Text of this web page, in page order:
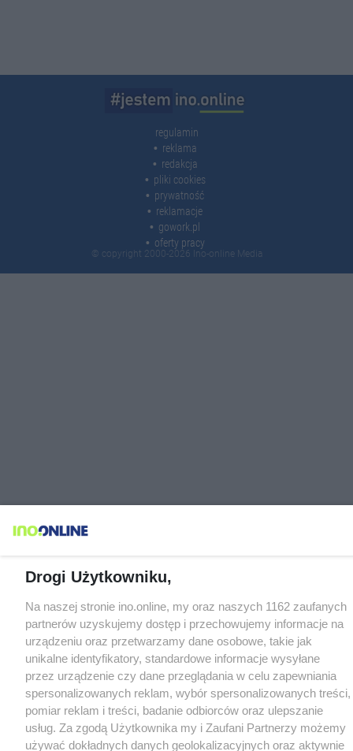
regulamin
reklama
redakcja
pliki cookies
prywatność
reklamacje
gowork.pl
oferty pracy
© copyright 2000-2026 Ino-online Media
Drogi Użytkowniku,
Na naszej stronie ino.online, my oraz naszych 1162 zaufanych
partnerów uzyskujemy dostęp i przechowujemy informacje na
urządzeniu oraz przetwarzamy dane osobowe, takie jak
unikalne identyfikatory, standardowe informacje wysyłane
przez urządzenie czy dane przeglądania w celu zapewniania
spersonalizowanych reklam, wybór spersonalizowanych treści,
pomiar reklam i treści, badanie odbiorców oraz ulepszanie
usług. Za zgodą Użytkownika my i Zaufani Partnerzy możemy
używać dokładnych danych geolokalizacyjnych oraz aktywnie